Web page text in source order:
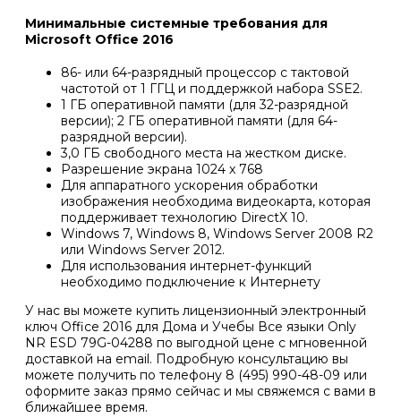
Минимальные системные требования для
Microsoft Office 2016
86- или 64-разрядный процессор с тактовой
частотой от 1 ГГЦ и поддержкой набора SSE2.
1 ГБ оперативной памяти (для 32-разрядной
версии); 2 ГБ оперативной памяти (для 64-
разрядной версии).
3,0 ГБ свободного места на жестком диске.
Разрешение экрана 1024 x 768
Для аппаратного ускорения обработки
изображения необходима видеокарта, которая
поддерживает технологию DirectX 10.
Windows 7, Windows 8, Windows Server 2008 R2
или Windows Server 2012.
Для использования интернет-функций
необходимо подключение к Интернету
У нас вы можете купить лицензионный электронный
ключ Office 2016 для Дома и Учебы Все языки Only
NR ESD 79G-04288 по выгодной цене с мгновенной
доставкой на email. Подробную консультацию вы
можете получить по телефону 8 (495) 990-48-09 или
оформите заказ прямо сейчас и мы свяжемся с вами в
ближайшее время.